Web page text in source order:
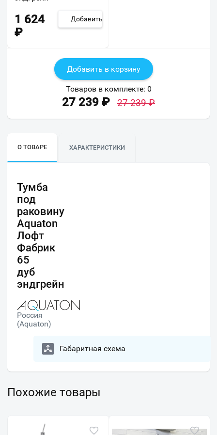
1 624
₽
Добавить
Добавить в корзину
Товаров в комплекте: 0
27 239 ₽ 27 239₽
О ТОВАРЕ ХАРАКТЕРИСТИКИ
Тумба
под
раковину
Aquaton
Лофт
Фабрик
65
дуб
эндгрейн
Россия
(Aquaton)
Габаритная схема
Похожие товары